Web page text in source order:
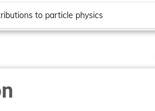
to particle physics